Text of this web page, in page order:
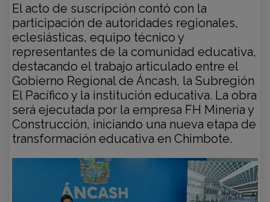
El acto de suscripción contó con la
participación de autoridades regionales,
eclesiásticas, equipo técnico y
representantes de la comunidad educativa,
destacando el trabajo articulado entre el
Gobierno Regional de Áncash, la Subregión
El Pacífico y la institución educativa. La obra
será ejecutada por la empresa FH Minería y
Construcción, iniciando una nueva etapa de
transformación educativa en Chimbote.